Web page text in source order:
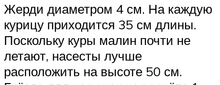
Жерди диаметром 4 см. На каждую
курицу приходится 35 см длины.
Поскольку куры малин почти не
летают, насесты лучше
расположить на высоте 50 см.